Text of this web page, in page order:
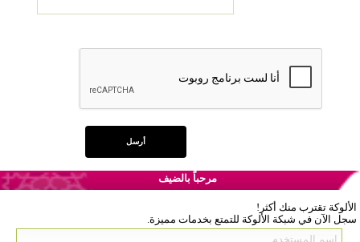
مرحباً بالضيف
الألوكة تقترب منك أكثر!
سجل الآن في شبكة الألوكة للتمتع بخدمات مميزة.